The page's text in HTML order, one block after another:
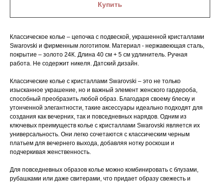
Купить
Классическое колье – цепочка с подвеской, украшенной кристаллами
Swarovski и фирменным логотипом. Материал - нержавеющая сталь,
покрытие – золото 24К. Длина 40 см + 5 см удлинитель. Ручная
работа. Не содержит никеля. Датский дизайн.
Классические колье с кристаллами Swarovski – это не только
изысканное украшение, но и важный элемент женского гардероба,
способный преобразить любой образ. Благодаря своему блеску и
утонченной элегантности, такие аксессуары идеально подходят для
создания как вечерних, так и повседневных нарядов. Одним из
ключевых преимуществ колье с кристаллами Swarovski является их
универсальность. Они легко сочетаются с классическим черным
платьем для вечернего выхода, добавляя нотку роскоши и
подчеркивая женственность.
Для повседневных образов колье можно комбинировать с блузами,
рубашками или даже свитерами, что придает образу свежесть и